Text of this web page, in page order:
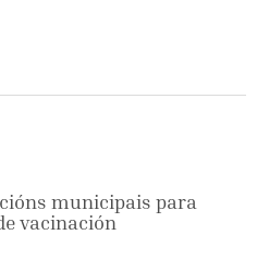
municipais para
vacinación